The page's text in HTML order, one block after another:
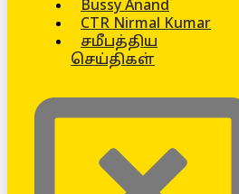
Bussy Anand
CTR Nirmal Kumar
சமீபத்திய
செய்திகள்